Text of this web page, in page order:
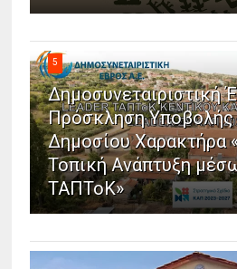
5
Δημοσυνεταιριστική
Πρόσκληση
Δημοσίου Χαρακτήρα
Τοπική Ανάπτυξη
ΤΑΠΤοΚ»